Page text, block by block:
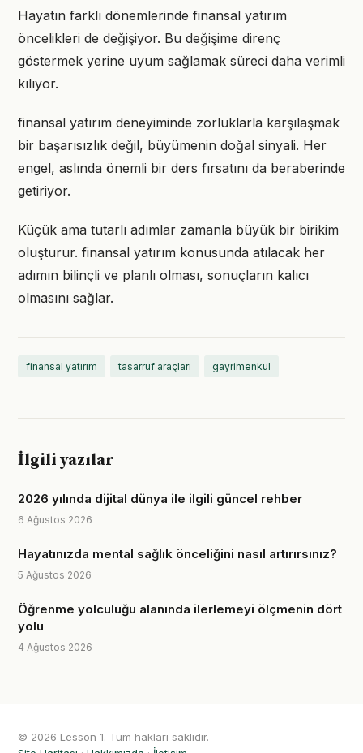
Hayatın farklı dönemlerinde finansal yatırım
öncelikleri de değişiyor. Bu değişime direnç
göstermek yerine uyum sağlamak süreci daha verimli
kılıyor.
finansal yatırım deneyiminde zorluklarla karşılaşmak
bir başarısızlık değil, büyümenin doğal sinyali. Her
engel, aslında önemli bir ders fırsatını da beraberinde
getiriyor.
Küçük ama tutarlı adımlar zamanla büyük bir birikim
oluşturur. finansal yatırım konusunda atılacak her
adımın bilinçli ve planlı olması, sonuçların kalıcı
olmasını sağlar.
finansal yatırım tasarruf araçları gayrimenkul
İlgili yazılar
2026 yılında dijital dünya ile ilgili güncel rehber
6 Ağustos 2026
Hayatınızda mental sağlık önceliğini nasıl artırırsınız?
5 Ağustos 2026
Öğrenme yolculuğu alanında ilerlemeyi ölçmenin dört
yolu
4 Ağustos 2026
© 2026 Lesson 1. Tüm hakları saklıdır.